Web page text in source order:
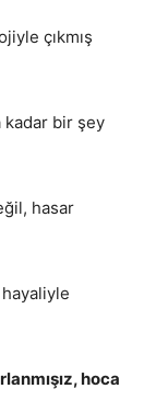
çıkmış
kadar bir şey
hasar
hoca